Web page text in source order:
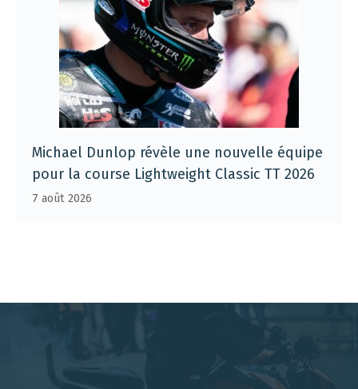
Michael Dunlop révèle une nouvelle équipe
pour la course Lightweight Classic TT 2026
7 août 2026